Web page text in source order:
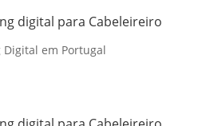
digital para Cabeleireiro
em Portugal